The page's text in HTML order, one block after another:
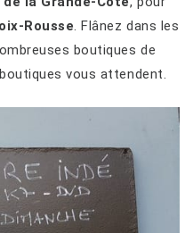
Rousse. Flânez dans les
boutiques de
vous attendent.